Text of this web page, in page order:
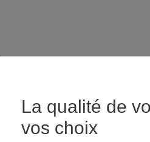
La qualité de
vos choix